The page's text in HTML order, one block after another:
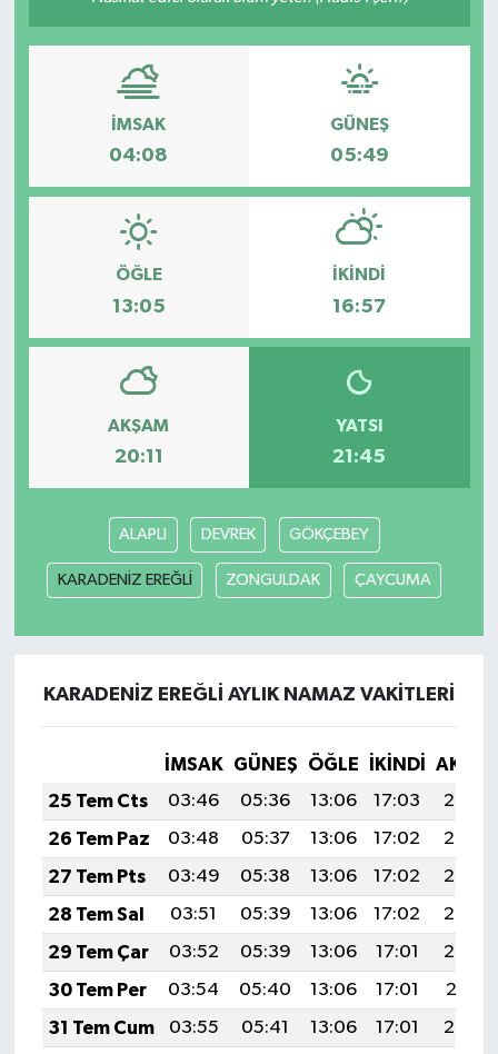
İMSAK
04:08
GÜNEŞ
05:49
ÖĞLE
13:05
İKINDI
16:57
AKŞAM
20:11
YATSI
21:45
ALAPLI DEVREK GÖKÇEBEY
KARADENİZ EREĞLİ ZONGULDAK ÇAYCUMA
KARADENİZ EREĞLİ AYLIK NAMAZ VAKITLERI
İMSAK GÜNEŞ ÖĞLE İKINDI
25 Tem Cts
03:46 05:36 13:06 17:03
20:26
26 Tem Paz
03:48 05:37 13:06 17:02
20:25
27 Tem Pts
03:49 05:38 13:06 17:02
20:24
28 Tem Sal
03:51 05:39 13:06 17:02
20:23
29 Tem Çar
03:52 05:39 13:06 17:01
20:22
30 Tem Per
03:54 05:40 13:06 17:01
20:21
31 Tem Cum
03:55 05:41 13:06 17:01
20:20
Yaşam